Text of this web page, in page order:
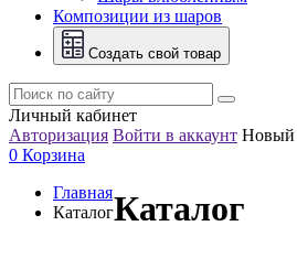
Композиции из шаров
Создать свой товар
Личный кабинет
Авторизация Войти в аккаунт Новый
0 Корзина
Главная
КаталогКаталог